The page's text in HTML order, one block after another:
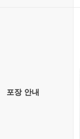
포장 안내